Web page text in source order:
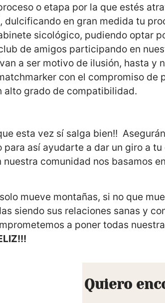
o etapa por la que estés
en gran medida tu
sicológico, pudiendo optar
de amigos participando en
a ser motivo de ilusión, hasta
con el compromiso de
alto grado de compatibilidad.
esta vez sí salga bien!!
así ayudarte a dar un giro a
comunidad nos basamos
mueve montañas, si no que
siendo sus relaciones sanas y
a poner todas
Quiero